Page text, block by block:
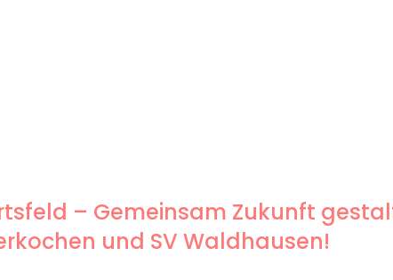
– Gemeinsam Zukunft
und SV Waldhausen!